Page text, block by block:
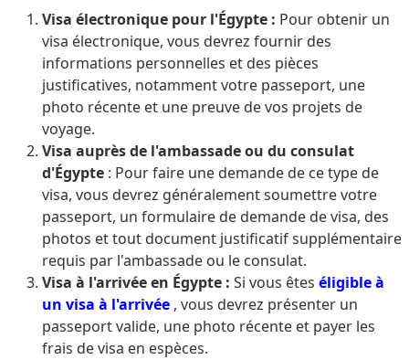
Visa électronique pour l'Égypte : Pour obtenir un
visa électronique, vous devrez fournir des
informations personnelles et des pièces
justificatives, notamment votre passeport, une
photo récente et une preuve de vos projets de
voyage.
Visa auprès de l'ambassade ou du consulat
d'Égypte: Pour faire une demande de ce type de
visa, vous devrez généralement soumettre votre
passeport, un formulaire de demande de visa, des
photos et tout document justificatif supplémentaire
requis par l'ambassade ou le consulat.
Visa à l'arrivée en Égypte : Si vous êtes éligible à
un visa à l'arrivée, vous devrez présenter un
passeport valide, une photo récente et payer les
frais de visa en espèces.